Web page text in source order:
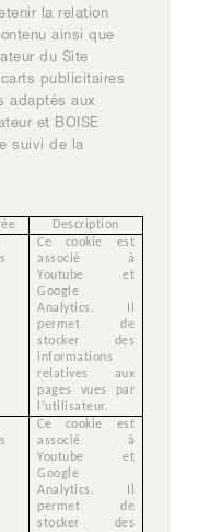
la relation
ainsi que
du Site
publicitaires
adaptés aux
et BOISE
suivi de la
Description
Ce cookie est
associé à
Youtube et
Google
Analytics. Il
permet de
stocker des
informations
relatives aux
pages vues par
l’utilisateur.
Ce cookie est
associé à
Youtube et
Google
Analytics. Il
permet de
stocker des